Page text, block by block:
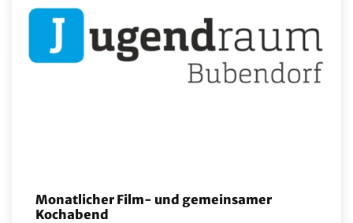
Monatlicher Film- und gemeinsamer
Kochabend